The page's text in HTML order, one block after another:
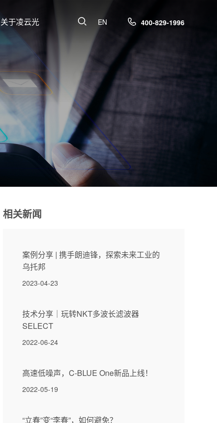
400-829-1996
EN
关于凌云光
相关新闻
案例分享 | 携手朗迪锋，探索未来工业的
乌托邦
2023-04-23
技术分享｜玩转NKT多波长滤波器
SELECT
2022-06-24
高速低噪声，C-BLUE One新品上线！
2022-05-19
“立春”变“李春”，如何避免？